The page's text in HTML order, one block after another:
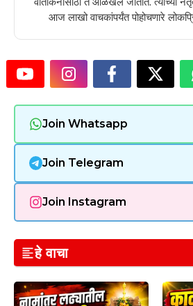
आज लाखो वाचकांपर्यंत पोहोचणारे
Join Whatsapp
Join Telegram
Join Instagram
हे वाचा